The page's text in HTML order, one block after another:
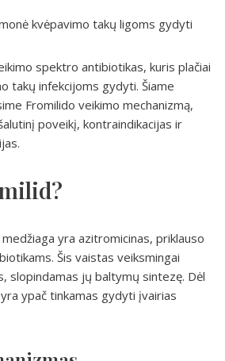
kvėpavimo takų ligoms gydyti
spektro antibiotikas, kuris plačiai
takų infekcijoms gydyti. Šiame
Fromilido veikimo mechanizmą,
poveikį, kontraindikacijas ir
yra azitromicinas, priklauso
Šis vaistas veiksmingai
slopindamas jų baltymų sintezę. Dėl
ypač tinkamas gydyti įvairias